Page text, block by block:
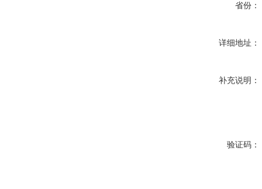
省份：
详细地址：
补充说明：
验证码：